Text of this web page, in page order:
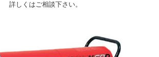
詳しくはご相談下さい。